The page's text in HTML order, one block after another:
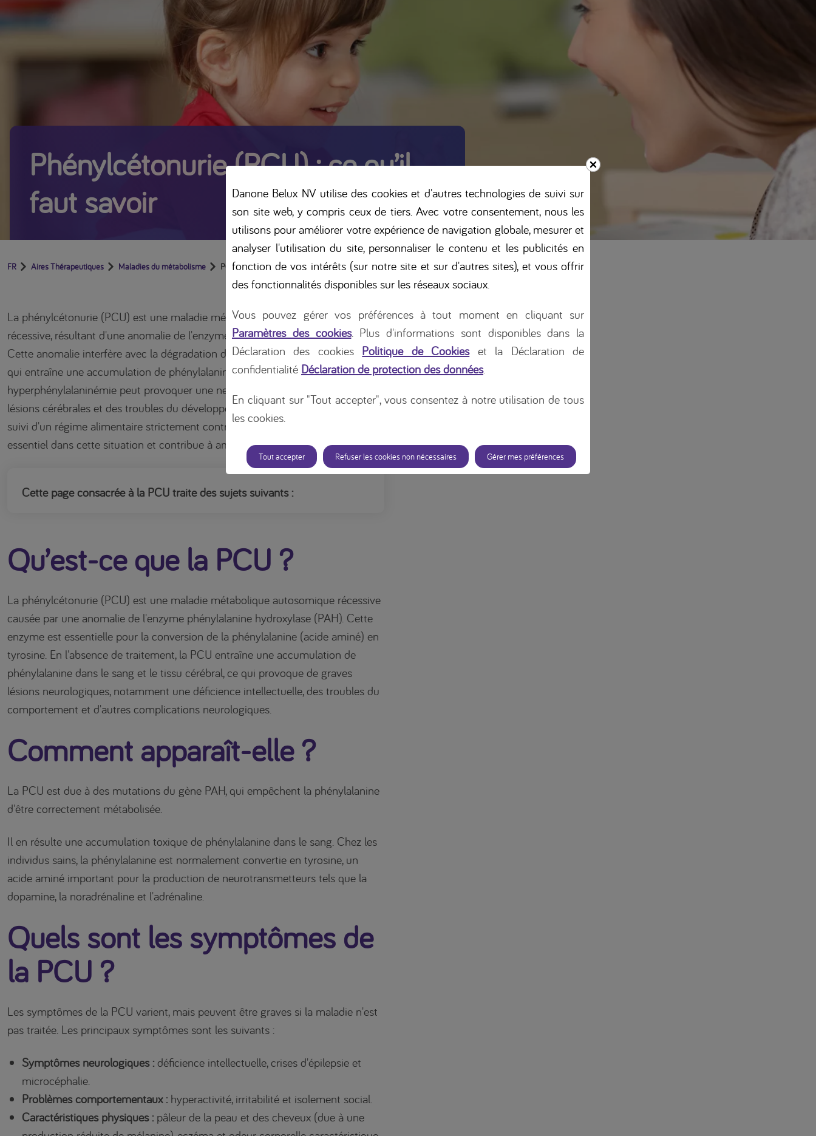
Phénylcétonurie (PCU) : ce qu’il
faut savoir
FR Aires Thérapeutiques Maladies du métabolisme PCU
La phénylcétonurie (PCU) est une maladie métabolique rare, autosomique
récessive, résultant d'une anomalie de l'enzyme phénylalanine hydroxylase.
Cette anomalie interfère avec la dégradation de l'acide aminé phénylalanine, ce
qui entraîne une accumulation de phénylalanine dans le sang. Cette
hyperphénylalaninémie peut provoquer une neurotoxicité grave, entraînant des
lésions cérébrales et des troubles du développement. Un diagnostic précoce,
suivi d'un régime alimentaire strictement contrôlé limitant la phénylalanine, est
essentiel dans cette situation et contribue à améliorer le pronostic général.
Cette page consacrée à la PCU traite des sujets suivants :
Qu’est-ce que la PCU ?
La phénylcétonurie (PCU) est une maladie métabolique autosomique récessive
causée par une anomalie de l'enzyme phénylalanine hydroxylase (PAH). Cette
enzyme est essentielle pour la conversion de la phénylalanine (acide aminé) en
tyrosine. En l'absence de traitement, la PCU entraîne une accumulation de
phénylalanine dans le sang et le tissu cérébral, ce qui provoque de graves
lésions neurologiques, notamment une déficience intellectuelle, des troubles du
comportement et d'autres complications neurologiques.
Comment apparaît-elle ?
La PCU est due à des mutations du gène PAH, qui empêchent la phénylalanine
d'être correctement métabolisée.
Il en résulte une accumulation toxique de phénylalanine dans le sang. Chez les
individus sains, la phénylalanine est normalement convertie en tyrosine, un
acide aminé important pour la production de neurotransmetteurs tels que la
dopamine, la noradrénaline et l'adrénaline.
Quels sont les symptômes de
la PCU ?
Les symptômes de la PCU varient, mais peuvent être graves si la maladie n'est
pas traitée. Les principaux symptômes sont les suivants :
Symptômes neurologiques : déficience intellectuelle, crises d'épilepsie et
microcéphalie.
Problèmes comportementaux : hyperactivité, irritabilité et isolement social.
Caractéristiques physiques : pâleur de la peau et des cheveux (due à une
Danone Belux NV utilise des cookies et d'autres technologies de suivi sur
son site web, y compris ceux de tiers. Avec votre consentement, nous les
utilisons pour améliorer votre expérience de navigation globale, mesurer et
analyser l'utilisation du site, personnaliser le contenu et les publicités en
fonction de vos intérêts (sur notre site et sur d'autres sites), et vous offrir
des fonctionnalités disponibles sur les réseaux sociaux.
Vous pouvez gérer vos préférences à tout moment en cliquant sur
Paramètres des cookies. Plus d'informations sont disponibles dans la
Déclaration des cookies Politique de Cookieset la Déclaration de
confidentialité Déclaration de protection des données.
En cliquant sur "Tout accepter", vous consentez à notre utilisation de tous
les cookies.
Tout accepter Refuser les cookies non nécessaires Gérer mes préférences